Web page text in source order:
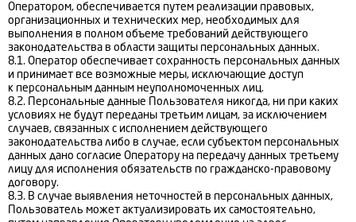
Оператором, обеспечивается путем реализации правовых,
организационных и технических мер, необходимых для
выполнения в полном объеме требований действующего
законодательства в области защиты персональных данных.
8.1. Оператор обеспечивает сохранность персональных данных
и принимает все возможные меры, исключающие доступ
к персональным данным неуполномоченных лиц.
8.2. Персональные данные Пользователя никогда, ни при каких
условиях не будут переданы третьим лицам, за исключением
случаев, связанных с исполнением действующего
законодательства либо в случае, если субъектом персональных
данных дано согласие Оператору на передачу данных третьему
лицу для исполнения обязательств по гражданско-правовому
договору.
8.3. В случае выявления неточностей в персональных данных,
Пользователь может актуализировать их самостоятельно,